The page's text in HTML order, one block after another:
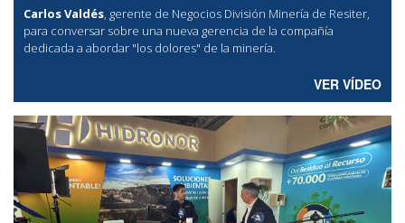
Carlos Valdés, gerente de Negocios División Minería de Resiter,
para conversar sobre una nueva gerencia de la compañía
dedicada a abordar "los dolores" de la minería.
VER VÍDEO